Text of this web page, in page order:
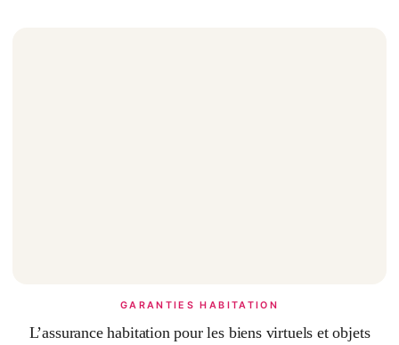
GARANTIES HABITATION
L’assurance habitation pour les biens virtuels et objets